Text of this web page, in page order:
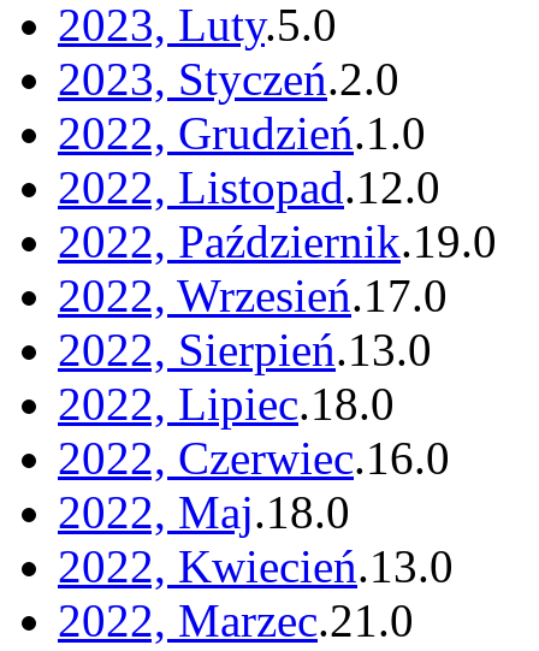
2023, Luty.5.0
2023, Styczeń.2.0
2022, Grudzień.1.0
2022, Listopad.12.0
2022, Październik.19.0
2022, Wrzesień.17.0
2022, Sierpień.13.0
2022, Lipiec.18.0
2022, Czerwiec.16.0
2022, Maj.18.0
2022, Kwiecień.13.0
2022, Marzec.21.0